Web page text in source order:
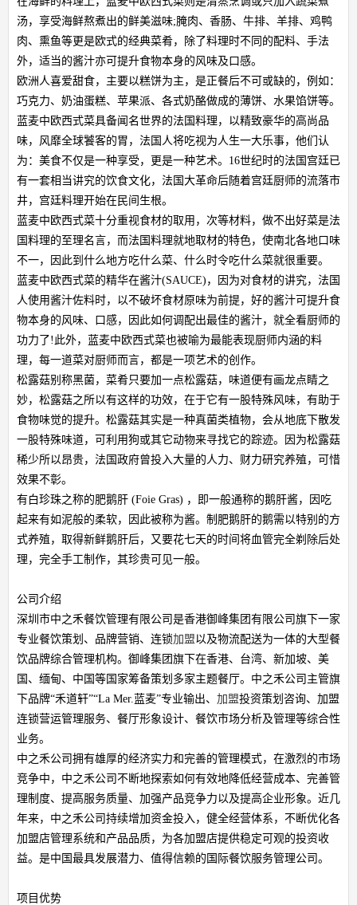
汤，享受海鲜熬煮出的鲜美滋味;腌肉、香肠、牛排、羊排、鸡鸭
肉、熏鱼等更是欧式的经典菜肴，除了料理时不同的配料、手法
外，适当的酱汁亦可提升食物本身的风味及口感。
欧洲人喜爱甜食，主要以糕饼为主，是正餐后不可或缺的，例如：
巧克力、奶油蛋糕、苹果派、各式奶酪做成的薄饼、水果馅饼等。
蓝麦中欧西式菜具备闻名世界的法国料理，以精致豪华的高尚品
味，风靡全球饕客的胃，法国人将吃视为人生一大乐事，他们认
为：美食不仅是一种享受，更是一种艺术。16世纪时的法国宫廷已
有一套相当讲究的饮食文化，法国大革命后随着宫廷厨师的流落市
井，宫廷料理开始在民间生根。
蓝麦中欧西式菜十分重视食材的取用，次等材料，做不出好菜是法
国料理的至理名言，而法国料理就地取材的特色，使南北各地口味
不一，因此到什么地方吃什么菜、什么时令吃什么菜就很重要。
蓝麦中欧西式菜的精华在酱汁(SAUCE)，因为对食材的讲究，法国
人使用酱汁佐料时，以不破坏食材原味为前提，好的酱汁可提升食
物本身的风味、口感，因此如何调配出最佳的酱汁，就全看厨师的
功力了!此外，蓝麦中欧西式菜也被喻为最能表现厨师内涵的料
理，每一道菜对厨师而言，都是一项艺术的创作。
松露菇别称黑菌，菜肴只要加一点松露菇，味道便有画龙点睛之
妙，松露菇之所以有这样的功效，在于它有一股特殊风味，有助于
食物味觉的提升。松露菇其实是一种真菌类植物，会从地底下散发
一股特殊味道，可利用狗或其它动物来寻找它的踪迹。因为松露菇
稀少所以昂贵，法国政府曾投入大量的人力、财力研究养殖，可惜
效果不彰。
有白珍珠之称的肥鹅肝 (Foie Gras) ，即一般通称的鹅肝酱，因吃
起来有如泥般的柔软，因此被称为酱。制肥鹅肝的鹅需以特别的方
式养殖，取得新鲜鹅肝后，又要花七天的时间将血管完全剃除后处
理，完全手工制作，其珍贵可见一般。
公司介绍
深圳市中之禾餐饮管理有限公司是香港御峰集团有限公司旗下一家
专业餐饮策划、品牌营销、连锁加盟以及物流配送为一体的大型餐
饮品牌综合管理机构。御峰集团旗下在香港、台湾、新加坡、美
国、缅甸、中国等国家筹备策划多家主题餐厅。中之禾公司主管旗
下品牌“禾道轩”“La Mer.蓝麦”专业输出、 加盟投资策划咨询、加盟
连锁营运管理服务、餐厅形象设计、餐饮市场分析及管理等综合性
业务。
中之禾公司拥有雄厚的经济实力和完善的管理模式，在激烈的市场
竞争中，中之禾公司不断地探索如何有效地降低经营成本、完善管
理制度、提高服务质量、加强产品竞争力以及提高企业形象。近几
年来，中之禾公司持续增加资金投入，健全经营体系，不断优化各
加盟店管理系统和产品品质，为各加盟店提供稳定可观的投资收
益。是中国最具发展潜力、值得信赖的国际餐饮服务管理公司。
项目优势